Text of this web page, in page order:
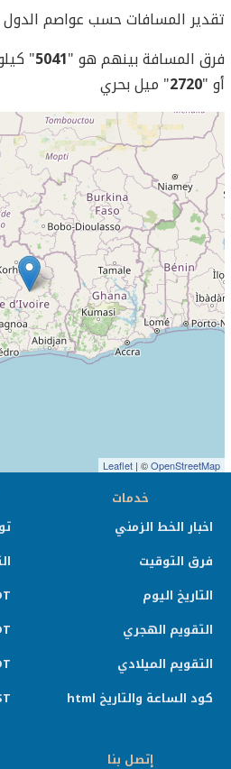
تقدير المسافات حسب عواصم الدول
فرق المسافة بينهم هو "5041
"
أو "2720" ميل بحري
Leaflet | ©OpenStreetMap
خدمات
اخبار الخط الزمني
فرق التوقيت
التاريخ اليوم
التقويم الهجري
التقويم الميلادي
كود الساعة والتاريخ html
إتصل بنا